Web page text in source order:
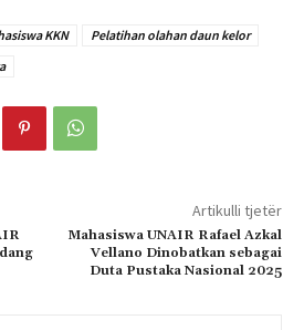
KKN
Pelatihan olahan daun kelor
Artikulli tjetër
Mahasiswa UNAIR Rafael Azkal
Vellano Dinobatkan sebagai
Duta Pustaka Nasional 2025